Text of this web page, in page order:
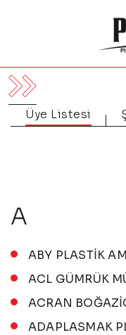
Üye Listesi
A
ABY PLASTİK
ACL GÜMRÜK
ACRAN
ADAPLASMAK